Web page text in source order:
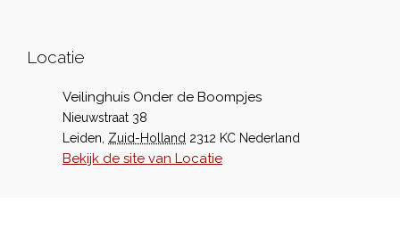
Locatie
Veilinghuis Onder de Boompjes
Nieuwstraat 38
Leiden Zuid-Holland 2312 KC Nederland
Bekijk de site van Locatie